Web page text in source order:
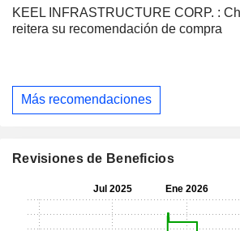
KEEL INFRASTRUCTURE CORP. :
reitera su recomendación de compra
Más recomendaciones
Revisiones de Beneficios